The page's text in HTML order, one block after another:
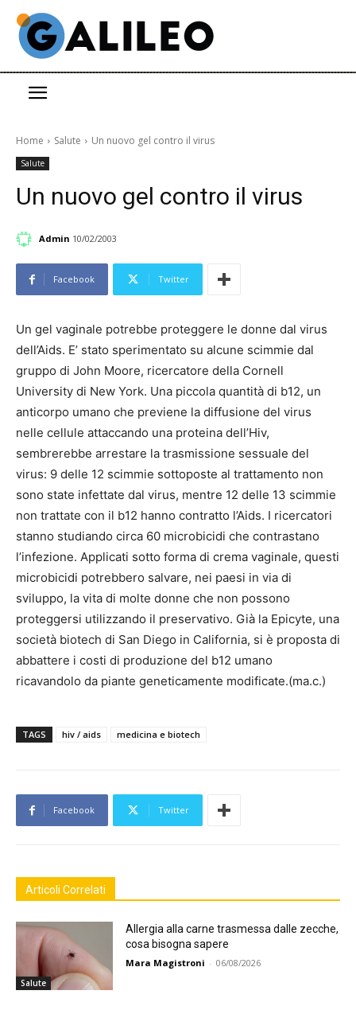
Home Salute Un nuovo gel contro il virus
Salute
Un nuovo gel contro il virus
Admin 10/02/2003
Facebook Twitter
Un gel vaginale potrebbe proteggere le donne dal virus
dell’Aids. E’ stato sperimentato su alcune scimmie dal
gruppo di John Moore, ricercatore della Cornell
University di New York. Una piccola quantità di b12, un
anticorpo umano che previene la diffusione del virus
nelle cellule attaccando una proteina dell’Hiv,
sembrerebbe arrestare la trasmissione sessuale del
virus: 9 delle 12 scimmie sottoposte al trattamento non
sono state infettate dal virus, mentre 12 delle 13 scimmie
non trattate con il b12 hanno contratto l’Aids. I ricercatori
stanno studiando circa 60 microbicidi che contrastano
l’infezione. Applicati sotto forma di crema vaginale, questi
microbicidi potrebbero salvare, nei paesi in via di
sviluppo, la vita di molte donne che non possono
proteggersi utilizzando il preservativo. Già la Epicyte, una
società biotech di San Diego in California, si è proposta di
abbattere i costi di produzione del b12 umano
ricavandolo da piante geneticamente modificate.(ma.c.)
TAGS hiv / aids medicina e biotech
Facebook Twitter
Articoli Correlati
Salute
Allergia alla carne trasmessa dalle zecche,
cosa bisogna sapere
Mara Magistroni - 06/08/2026